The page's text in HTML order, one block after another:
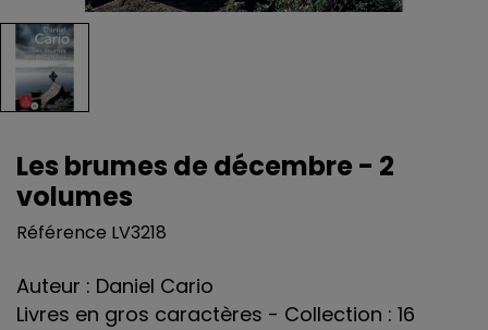
Les brumes de décembre - 2
volumes
Référence LV3218
Auteur : Daniel Cario
Livres en gros caractères - Collection : 16